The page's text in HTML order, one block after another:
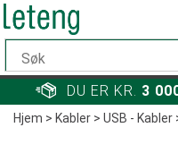
DU ER KR. 3
Hjem>Kabler>USB - Kabler